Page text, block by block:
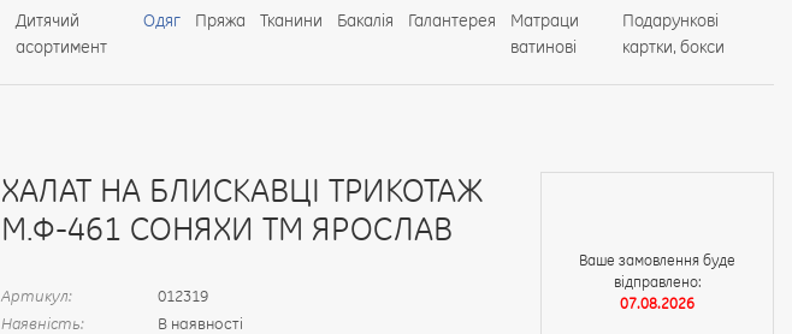
Дитячий
асортимент
Одяг Пряжа Тканини Бакалія Галантерея
Матраци
ватинові
Подарункові
картки, бокси
ХАЛАТ НА БЛИСКАВЦІ ТРИКОТАЖ
М.Ф-461 СОНЯХИ ТМ ЯРОСЛАВ
Артикул:
012319
Наявність:
В наявності
Ваше замовлення буде
відправлено:
07.08.2026